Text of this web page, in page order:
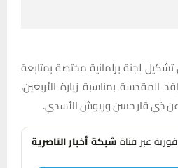
لجنة برلمانية مختصة بمتابعة
المقدسة بمناسبة زيارة الأربعين،
ذي قار حسن وريوش الأسدي.
عبر قناةشبكة أخبار الناصرية